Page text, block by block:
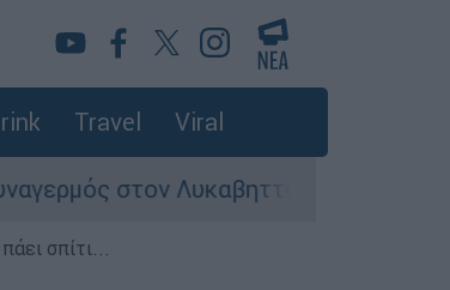
Travel Viral
στον Λυκαβηττό: Σορός σε
σπίτι...